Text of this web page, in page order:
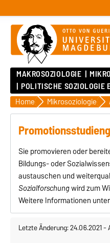
MAKROSOZIOLOGIE
POLITISCHE SOZIOLOGIE
Home Mikrosoziologie
Sie promovieren oder
Bildungs- oder
austauschen und
Sozialforschungwird zum
Weitere Informationen unter
Letzte Änderung: 24.06.2021-